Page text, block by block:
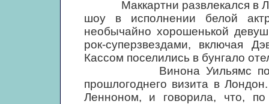
Маккартни развлекался в
шоу в исполнении белой
необычайно хорошенькой
рок-суперзвездами, включая
Кассом поселились в бунгало
Винона Уильямс
прошлогоднего визита в
Ленноном, и говорила, что,